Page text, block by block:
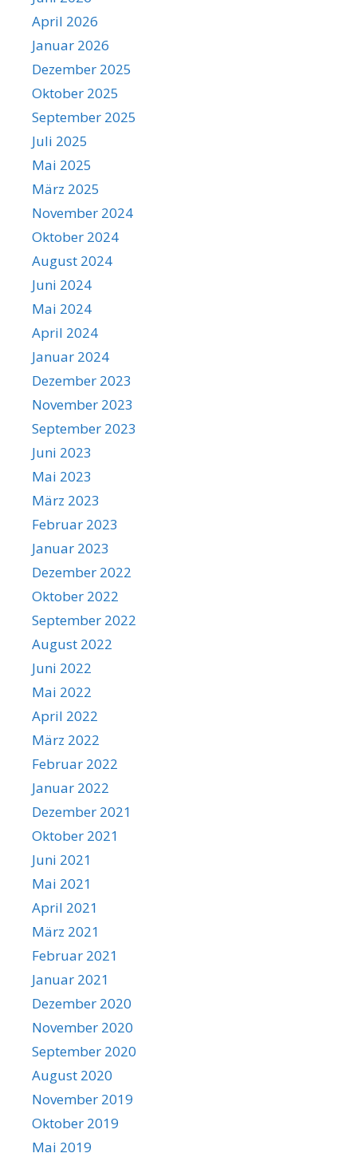
April 2026
Januar 2026
Dezember 2025
Oktober 2025
September 2025
Juli 2025
Mai 2025
März 2025
November 2024
Oktober 2024
August 2024
Juni 2024
Mai 2024
April 2024
Januar 2024
Dezember 2023
November 2023
September 2023
Juni 2023
Mai 2023
März 2023
Februar 2023
Januar 2023
Dezember 2022
Oktober 2022
September 2022
August 2022
Juni 2022
Mai 2022
April 2022
März 2022
Februar 2022
Januar 2022
Dezember 2021
Oktober 2021
Juni 2021
Mai 2021
April 2021
März 2021
Februar 2021
Januar 2021
Dezember 2020
November 2020
September 2020
August 2020
November 2019
Oktober 2019
Mai 2019